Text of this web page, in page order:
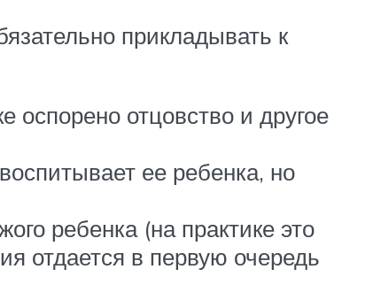
прикладывать к
оспорено отцовство и другое
ее ребенка, но
ребенка (на практике это
отдается в первую очередь